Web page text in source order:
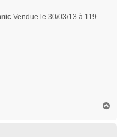
Vendue le 30/03/13 à 119